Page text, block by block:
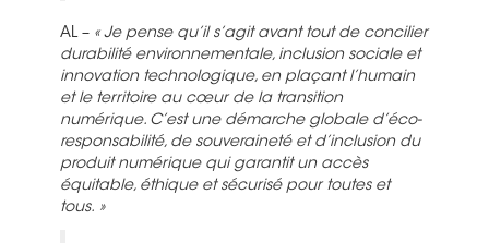
AL – « Je pense qu’il s’agit avant tout de concilier
durabilité environnementale, inclusion sociale et
innovation technologique, en plaçant l’humain
et le territoire au cœur de la transition
numérique. C’est une démarche globale d’éco-
responsabilité, de souveraineté et d’inclusion du
produit numérique qui garantit un accès
équitable, éthique et sécurisé pour toutes et
tous. »